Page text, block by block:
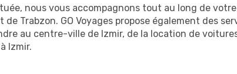
nous vous accompagnons tout au long de
Trabzon. GO Voyages propose également des
au centre-ville de Izmir, de la location de
Izmir.